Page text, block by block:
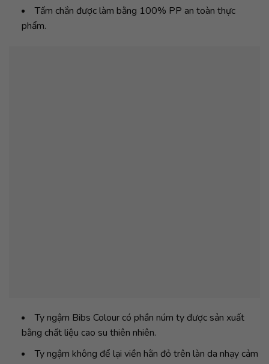
Tấm chắn được làm bằng 100% PP an toàn thực
phẩm.
Ty ngậm Bibs Colour có phần núm ty được sản xuất
bằng chất liệu cao su thiên nhiên.
Ty ngậm không để lại viền hằn đỏ trên làn da nhạy cảm